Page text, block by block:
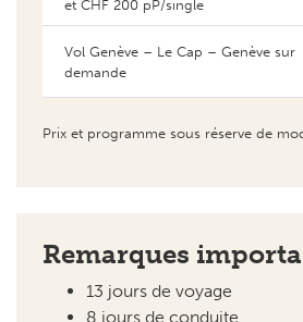
Prix et programme sous réserve de
3 jours de repos (Cap,
avec excursions
Environ 2’000 kilomètres